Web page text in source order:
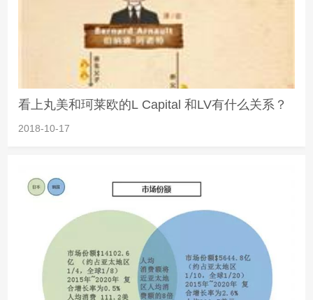
看上丸美和珂莱欧的L Capital 和LV有什么关系？
2018-10-17